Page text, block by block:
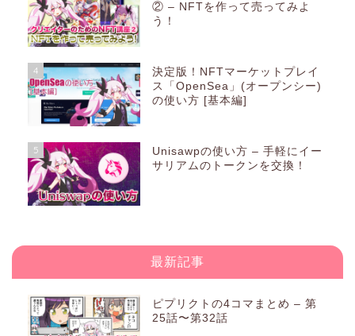
② – NFTを作って売ってみよ
う！
4
決定版！NFTマーケットプレイ
ス「OpenSea」(オープンシー)
の使い方 [基本編]
5
Unisawpの使い方 – 手軽にイー
サリアムのトークンを交換！
最新記事
ピプリクトの4コマまとめ – 第
25話〜第32話